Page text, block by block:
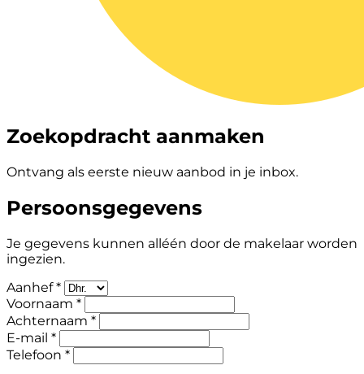
Zoekopdracht aanmaken
Ontvang als eerste nieuw aanbod in je inbox.
Persoonsgegevens
Je gegevens kunnen alléén door de makelaar worden
ingezien.
Aanhef *
Voornaam *
Achternaam *
E-mail *
Telefoon *